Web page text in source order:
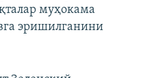
муҳокама
эришилганини